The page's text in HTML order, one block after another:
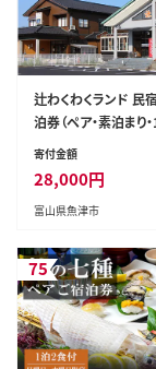
辻わくわくランド 民
泊券（ペア・素泊まり・
寄付金額
28,000円
富山県魚津市
75